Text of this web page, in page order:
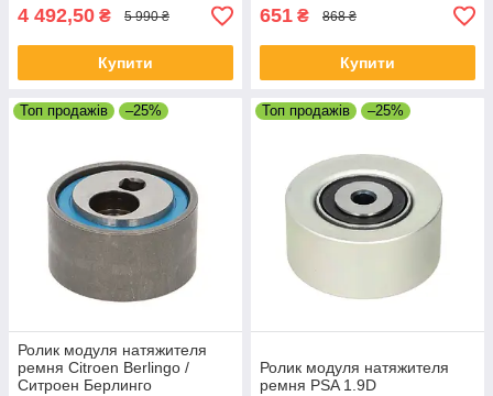
4 492,50 ₴ 5 990 ₴
Купити
651 ₴ 868 ₴
Купити
Топ продажів –25%
Ролик модуля натяжителя
ремня Citroen Berlingo /
Ситроен Берлинго
Топ продажів –25%
Ролик модуля натяжителя
ремня PSA 1.9D